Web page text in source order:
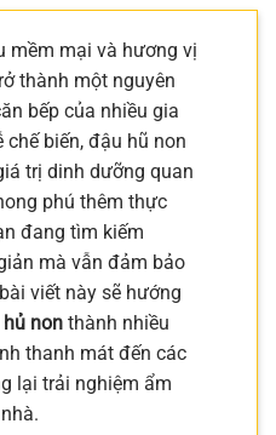
mềm mại và hương vị
thành một nguyên
bếp của nhiều gia
biến, đậu hũ non
trị dinh dưỡng quan
phú thêm thực
đang tìm kiếm
mà vẫn đảm bảo
viết này sẽ hướng
non thành nhiều
thanh mát đến các
lại trải nghiệm ẩm